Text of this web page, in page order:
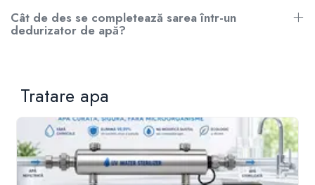
Cât de des se completează sarea într-un
dedurizator de apă?
Tratare apa